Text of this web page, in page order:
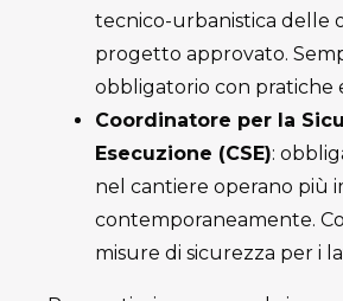
tecnico-urbanistica delle
progetto approvato.
obbligatorio con pratiche
Coordinatore per la
Esecuzione (CSE):
nel cantiere operano più
contemporaneamente.
misure di sicurezza per i